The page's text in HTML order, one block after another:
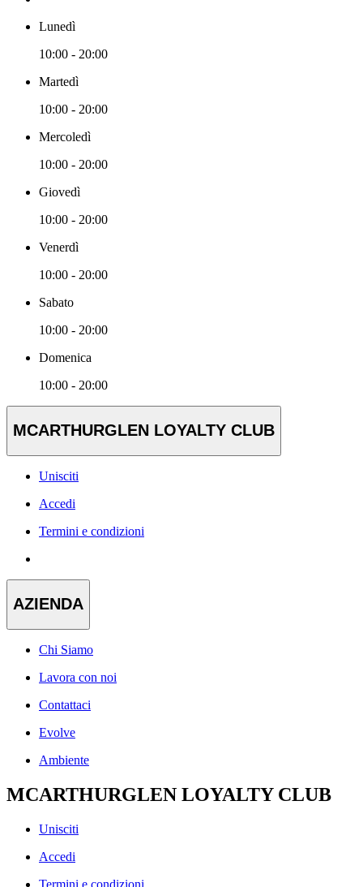
Lunedì
10:00 - 20:00
Martedì
10:00 - 20:00
Mercoledì
10:00 - 20:00
Giovedì
10:00 - 20:00
Venerdì
10:00 - 20:00
Sabato
10:00 - 20:00
Domenica
10:00 - 20:00
MCARTHURGLEN LOYALTY CLUB
Unisciti
Accedi
Termini e condizioni
AZIENDA
Chi Siamo
Lavora con noi
Contattaci
Evolve
Ambiente
MCARTHURGLEN LOYALTY CLUB
Unisciti
Accedi
Termini e condizioni